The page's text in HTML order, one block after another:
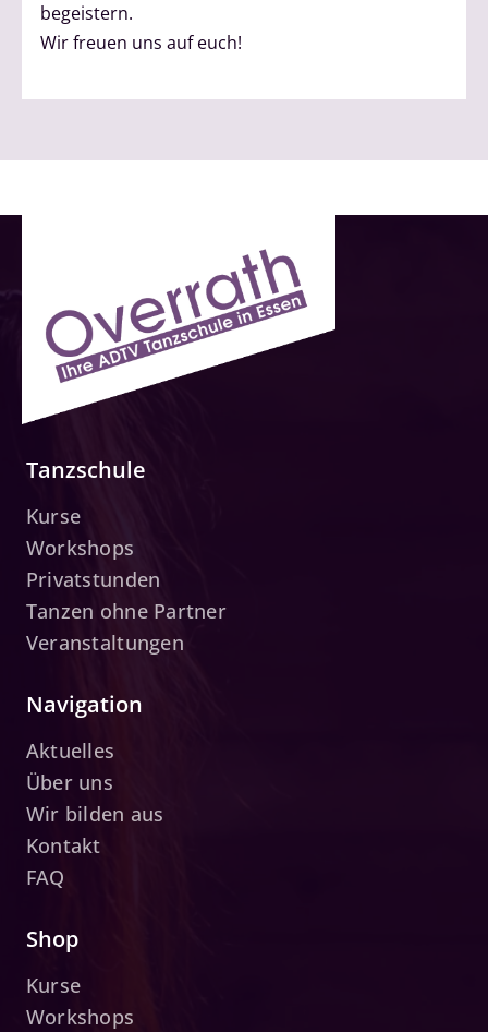
begeistern.
Wir freuen uns auf euch!
Tanzschule
Kurse
Workshops
Privatstunden
Tanzen ohne Partner
Veranstaltungen
Navigation
Aktuelles
Über uns
Wir bilden aus
Kontakt
FAQ
Shop
Kurse
Workshops